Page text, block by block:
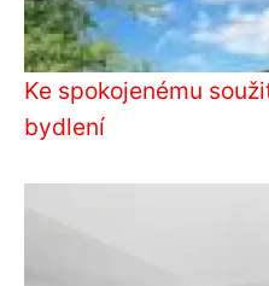
Ke spokojenému
bydlení